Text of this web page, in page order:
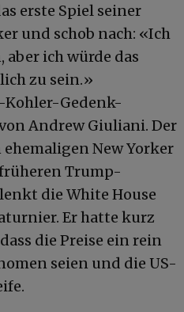
erste Spiel seiner
und schob nach: «Ich
aber ich würde das
zu sein.»
Kohler-Gedenk-
Andrew Giuliani. Der
New Yorker
Trump-
die White House
Er hatte kurz
die Preise ein rein
seien und die US-